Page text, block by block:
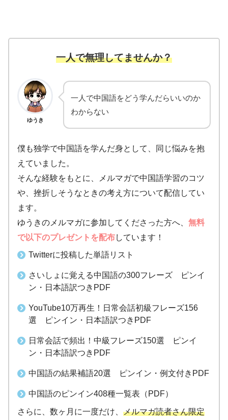
一人で無理してませんか？
ゆうき
一人で中国語をどう学んだらいいのか
わからない
僕も独学で中国語を学んだ身として、同じ悩みを抱
えていました。
そんな経験をもとに、メルマガで中国語学習のコツ
や、挫折しそうなときの考え方について配信してい
ます。
ゆうきのメルマガに参加してくださった方へ、 無料
で以下のプレゼントを配布しています！
Twitterに投稿した単語リスト
さいしょに覚える中国語の300フレーズ ピンイ
ン・日本語訳つきPDF
YouTube10万再生！日常会話初級フレーズ156
選 ピンイン・日本語訳つきPDF
日常会話で頻出！中級フレーズ150選 ピンイ
ン・日本語訳つきPDF
中国語の結果補語20選 ピンイン・例文付きPDF
中国語のピンイン408種一覧表（PDF）
さらに、数ヶ月に一度だけ、 メルマガ読者さん限定